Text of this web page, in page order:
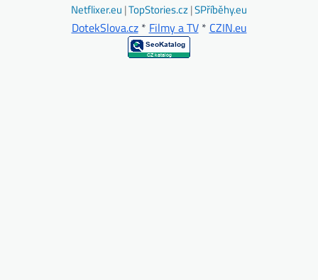
Netflixer.eu |TopStories.cz|SPříběhy.eu
DotekSlova.cz* Filmy a TV* CZIN.eu